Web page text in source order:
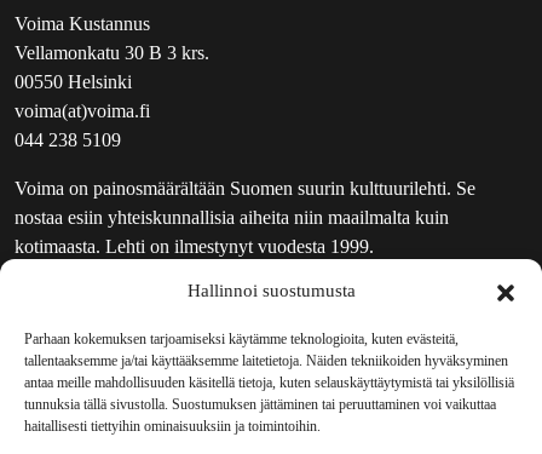
Hallinnoi suostumusta
Parhaan kokemuksen tarjoamiseksi käytämme teknologioita, kuten evästeitä,
tallentaaksemme ja/tai käyttääksemme laitetietoja. Näiden tekniikoiden hyväksyminen
antaa meille mahdollisuuden käsitellä tietoja, kuten selauskäyttäytymistä tai yksilöllisiä
tunnuksia tällä sivustolla. Suostumuksen jättäminen tai peruuttaminen voi vaikuttaa
haitallisesti tiettyihin ominaisuuksiin ja toimintoihin.
Voima Kustannus
Vellamonkatu 30 B 3 krs.
00550 Helsinki
voima(at)voima.fi
044 238 5109
Voima on painosmäärältään Suomen suurin kulttuurilehti. Se
nostaa esiin yhteiskunnallisia aiheita niin maailmalta kuin
kotimaasta. Lehti on ilmestynyt vuodesta 1999.
UUTISKIRJE
MAINOSTAJILLE
VASTAMAINOKSET
JAKELUPAIKAT